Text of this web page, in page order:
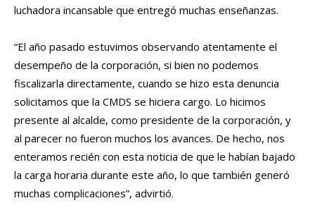
luchadora incansable que entregó muchas enseñanzas.
“El año pasado estuvimos observando atentamente el
desempeño de la corporación, si bien no podemos
fiscalizarla directamente, cuando se hizo esta denuncia
solicitamos que la CMDS se hiciera cargo. Lo hicimos
presente al alcalde, como presidente de la corporación, y
al parecer no fueron muchos los avances. De hecho, nos
enteramos recién con esta noticia de que le habían bajado
la carga horaria durante este año, lo que también generó
muchas complicaciones”, advirtió.